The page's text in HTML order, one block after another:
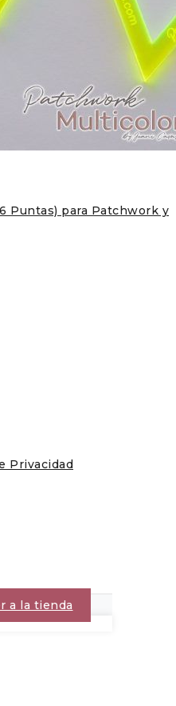
Puntas) para Patchwork y
Privacidad
a la tienda